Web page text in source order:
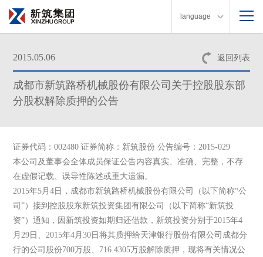
language
返回列表
2015.05.06
成都市新筑路桥机械股份有限公司关于控股股东部
分股权解除质押的公告
证券代码：002480 证券简称：新筑股份 公告编号：2015-029
本公司及董事会全体成员保证公告内容真实、准确、完整，不存
在虚假记载、误导性陈述或重大遗漏。
2015年5月4日，成都市新筑路桥机械股份有限公司（以下简称“公
司”）接到控股股东新筑投资集团有限公司（以下简称“新筑投
资”）通知，因新筑投资如期归还借款，新筑投资分别于2015年4
月29日、2015年4月30日将其质押给天津银行股份有限公司成都分
行的公司股份700万股、716.4305万股解除质押，现将有关情况公